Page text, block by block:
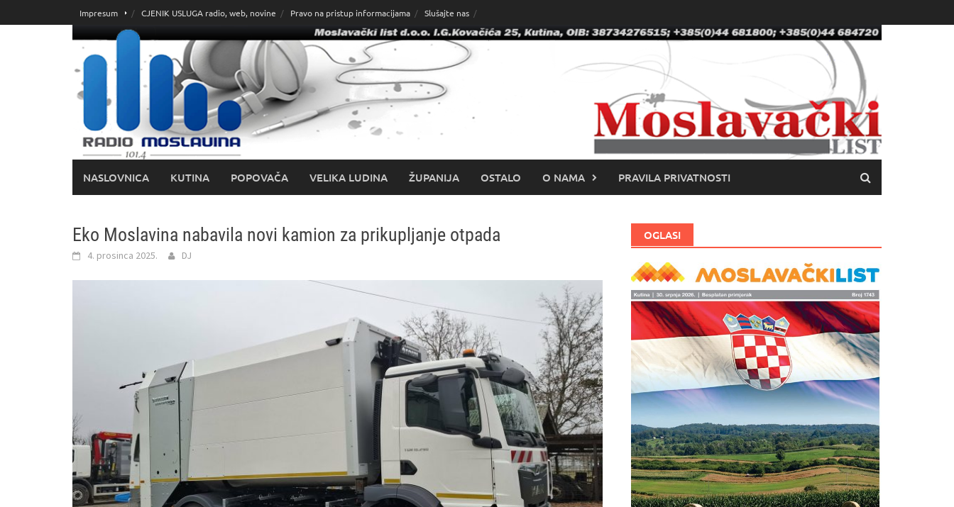
do
Impresum CJENIK USLUGA radio, web, novine Pravo na pristup informacijama Slušajte nas
NASLOVNICA KUTINA POPOVAČA VELIKA LUDINA ŽUPANIJA OSTALO O NAMA PRAVILA PRIVATNOSTI
Eko Moslavina nabavila novi kamion za prikupljanje otpada
4. prosinca 2025. DJ
OGLASI